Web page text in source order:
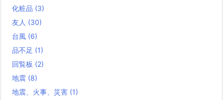
化粧品 (3)
友人 (30)
台風 (6)
品不足 (1)
回覧板 (2)
地震 (8)
地震、火事、災害 (1)